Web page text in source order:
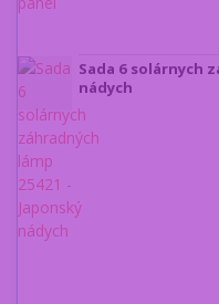
Sada 6 solárnych
nádych